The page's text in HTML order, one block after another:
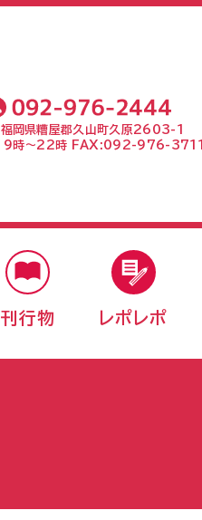
福岡県糟屋郡久山町久原2603-1
9時〜22時 FAX:092-976-3711
刊行物 レポレポ